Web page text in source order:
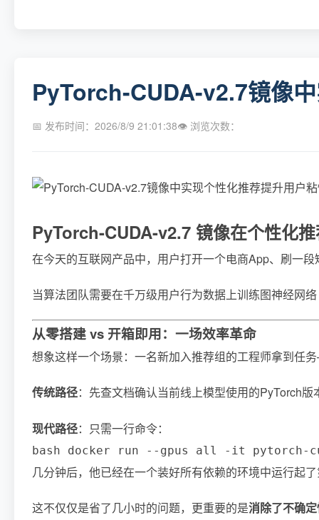
PyTorch-CUDA-v2.7镜像
📅 发布时间：2026/8/9 21:01:38👁 浏览次数：
PyTorch-CUDA-v2.7 镜像在个性化
在今天的互联网产品中，用户打开一个电商App、刷一
当算法团队需要在千万级用户行为数据上训练图神经网
从零搭建 vs 开箱即用：一场效率革命
想象这样一个场景：一名新加入推荐组的工程师拿到
传统路径：先查文档确认当前线上模型使用的PyTorch
现代路径：只需一行命令：
bash docker run --gpus all -it pytorch-
几分钟后，他已经在一个装好所有依赖的环境中运行起
这不仅仅是省了几小时的问题，更重要的是消除了不确